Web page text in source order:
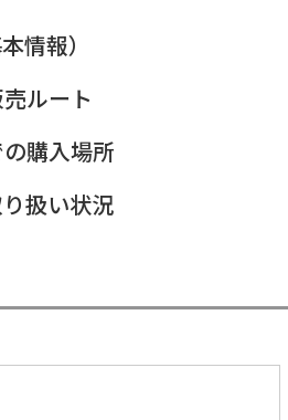
情報）
ルート
購入場所
扱い状況